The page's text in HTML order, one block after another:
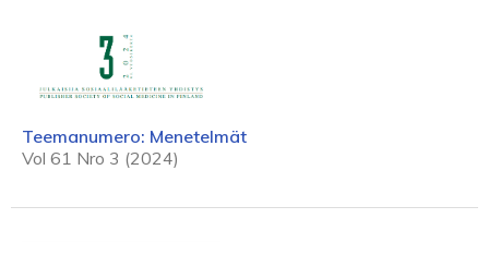
Teemanumero: Menetelmät
Vol 61 Nro 3 (2024)